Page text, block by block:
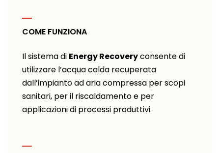
COME FUNZIONA
Il sistema di Energy Recoveryconsente di
utilizzare l’acqua calda recuperata
dall’impianto ad aria compressa per scopi
sanitari, per il riscaldamento e per
applicazioni di processi produttivi.